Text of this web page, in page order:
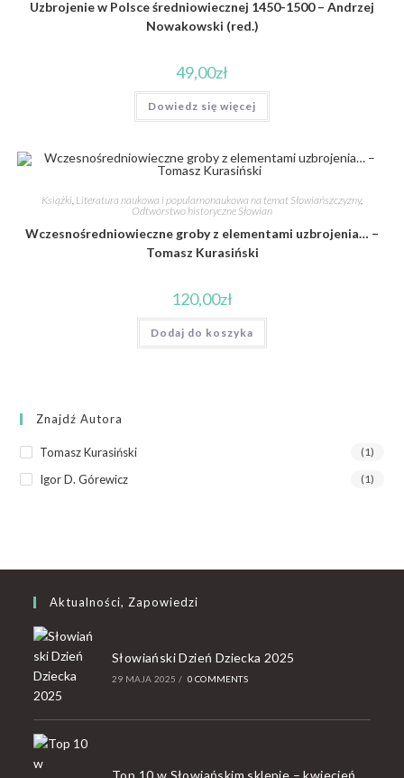
Uzbrojenie w Polsce średniowiecznej 1450-1500 – Andrzej
Nowakowski (red.)
49,00zł
Dowiedz się więcej
Książki Literatura naukowa i popularnonaukowa na temat Słowiańszczyzny,
Odtwórstwo historyczne Słowian
Wczesnośredniowieczne groby z elementami uzbrojenia… –
Tomasz Kurasiński
120,00zł
Dodaj do koszyka
Znajdź Autora
Tomasz Kurasiński (1)
Igor D. Górewicz (1)
Aktualności, Zapowiedzi
Słowiański Dzień Dziecka 2025
29 MAJA 2025 / 0 COMMENTS